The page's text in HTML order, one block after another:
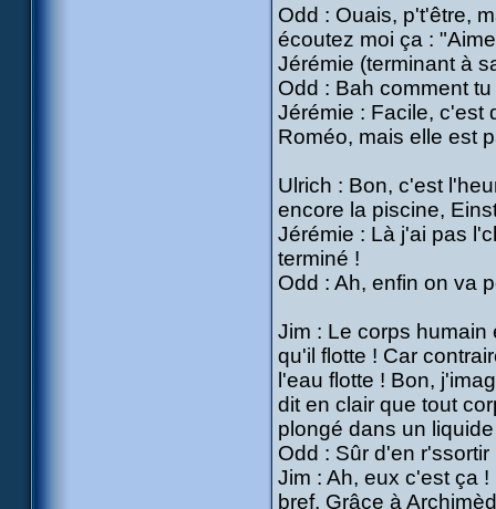
Odd : Ouais, p't'être,
écoutez moi ça :
Jérémie (terminant à
Odd : Bah comment
Jérémie : Facile, c'est
Roméo, mais elle est
Ulrich : Bon, c'est
encore la piscine,
Jérémie : Là j'ai pas
terminé !
Odd : Ah, enfin on va
Jim : Le corps
qu'il flotte ! Car
l'eau flotte ! Bon,
dit en clair que tout
plongé dans un
Odd : Sûr d'en r'ssortir
Jim : Ah, eux c'est ça
bref, Grâce à